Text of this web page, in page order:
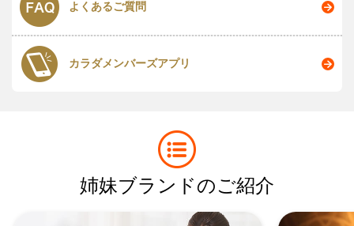
よくあるご質問
カラダメンバーズアプリ
姉妹ブランドのご紹介